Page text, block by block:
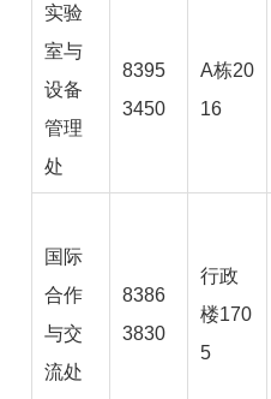
实验
室与
设备
管理
处
8395
3450
A栋20
16
国际
合作
与交
流处
8386
3830
行政
楼170
5